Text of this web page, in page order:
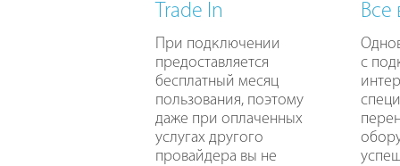
Trade In
При подключении
предоставляется
бесплатный месяц
пользования, поэтому
даже при оплаченных
услугах другого
провайдера вы не
Все
с